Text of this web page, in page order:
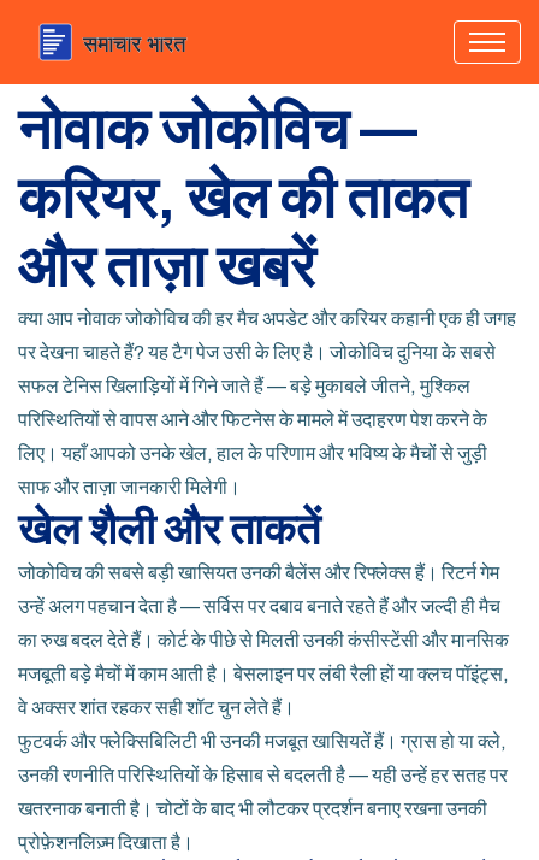
नोवाक जोकोविच —
करियर, खेल की ताकत
और ताज़ा खबरें
क्या आप नोवाक जोकोविच की हर मैच अपडेट और करियर कहानी एक ही जगह
पर देखना चाहते हैं? यह टैग पेज उसी के लिए है। जोकोविच दुनिया के सबसे
सफल टेनिस खिलाड़ियों में गिने जाते हैं — बड़े मुकाबले जीतने, मुश्किल
परिस्थितियों से वापस आने और फिटनेस के मामले में उदाहरण पेश करने के
लिए। यहाँ आपको उनके खेल, हाल के परिणाम और भविष्य के मैचों से जुड़ी
साफ और ताज़ा जानकारी मिलेगी।
खेल शैली और ताकतें
जोकोविच की सबसे बड़ी खासियत उनकी बैलेंस और रिफ्लेक्स हैं। रिटर्न गेम
उन्हें अलग पहचान देता है — सर्विस पर दबाव बनाते रहते हैं और जल्दी ही मैच
का रुख बदल देते हैं। कोर्ट के पीछे से मिलती उनकी कंसीस्टेंसी और मानसिक
मजबूती बड़े मैचों में काम आती है। बेसलाइन पर लंबी रैली हों या क्लच पॉइंट्स,
वे अक्सर शांत रहकर सही शॉट चुन लेते हैं।
फुटवर्क और फ्लेक्सिबिलिटी भी उनकी मजबूत खासियतें हैं। ग्रास हो या क्ले,
उनकी रणनीति परिस्थितियों के हिसाब से बदलती है — यही उन्हें हर सतह पर
खतरनाक बनाती है। चोटों के बाद भी लौटकर प्रदर्शन बनाए रखना उनकी
प्रोफ़ेशनलिज़्म दिखाता है।